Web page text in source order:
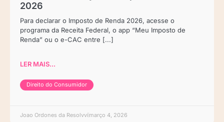
2026
Para declarar o Imposto de Renda 2026, acesse o
programa da Receita Federal, o app “Meu Imposto de
Renda” ou o e-CAC entre [...]
LER MAIS...
Direito do Consumidor
Joao Ordones da Resolvvi março 4, 2026